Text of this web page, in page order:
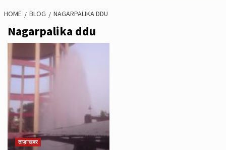
HOME BLOG NAGARPALIKA DDU
Nagarpalika ddu
ताज़ा खबर